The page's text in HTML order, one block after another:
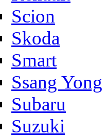
Scion
Skoda
Smart
Ssang Yong
Subaru
Suzuki